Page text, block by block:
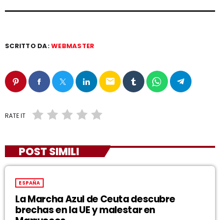
SCRITTO DA:WEBMASTER
email
RATE IT
POST SIMILI
ESPAÑA
La Marcha Azul de Ceuta descubre
brechas en la UE y malestar en